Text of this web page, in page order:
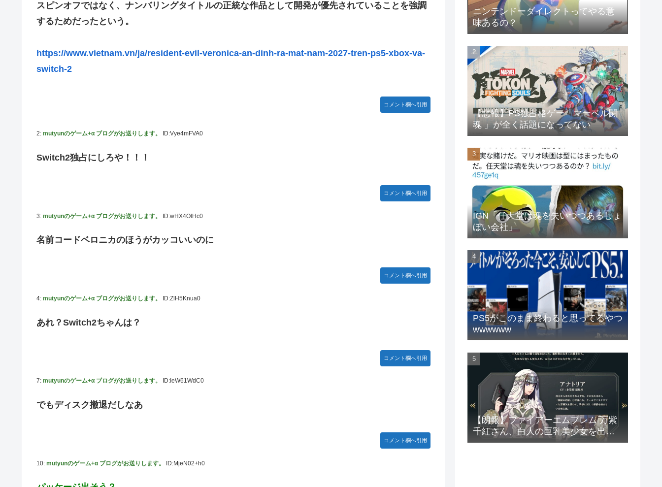
ゲーム「すごい武器を手に入れましたが必要レベルに達していないので装備できません」←このシステムｗｗｗｗ
【にじさんじ】Cellmates、NG行動回避ゲーム！フリが露骨すぎる
藤嶌果歩1st写真集の感想まとめ。おおむね好評【かほりん】【日向坂46】
【悲報】吉岡里帆さん、アドリブで相手役俳優の手を取りお胸に押し当てる（画像あり）
スピンオフではなく、ナンバリングタイトルの正統な作品として開発が優先されていることを強調
するためだったという。
https://www.vietnam.vn/ja/resident-evil-veronica-an-dinh-ra-mat-nam-2027-tren-ps5-xbox-va-
switch-2
コメント欄へ引用
2: mutyunのゲーム+α ブログがお送りします。 ID:Vye4mFVA0
Switch2独占にしろや！！！
コメント欄へ引用
3: mutyunのゲーム+α ブログがお送りします。 ID:wHX4OlHc0
名前コードベロニカのほうがカッコいいのに
コメント欄へ引用
4: mutyunのゲーム+α ブログがお送りします。 ID:ZlH5Knua0
あれ？Switch2ちゃんは？
コメント欄へ引用
7: mutyunのゲーム+α ブログがお送りします。 ID:IeW61WdC0
でもディスク撤退だしなあ
コメント欄へ引用
10: mutyunのゲーム+α ブログがお送りします。 ID:MjeN02+h0
ニンテンドーダイレクトってやる意
味あるの？
【悲報】PS独占格ゲー「マーベル闘
魂 」が全く話題になってない
IGN「任天堂は魂を失いつつあるしょ
ぼい会社」
PS5がこのまま終わると思ってるやつ
wwwwww
【朗報】ファイアーエムブレム 万紫
千紅さん、白人の巨乳美少女を出し
てしまうwww